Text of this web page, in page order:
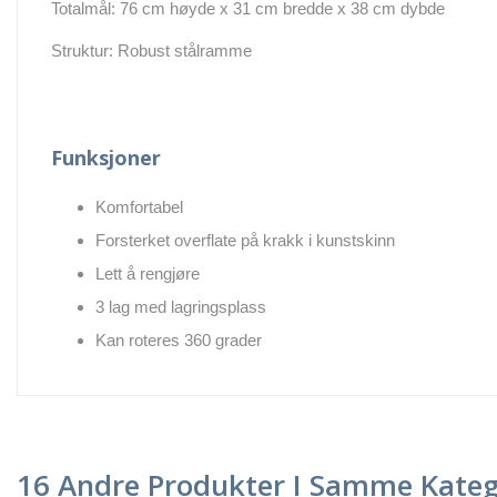
Totalmål: 76 cm høyde x 31 cm bredde x 38 cm dybde
Struktur: Robust stålramme
Funksjoner
Komfortabel
Forsterket overflate på krakk i kunstskinn
Lett å rengjøre
3 lag med lagringsplass
Kan roteres 360 grader
16 Andre Produkter I Samme